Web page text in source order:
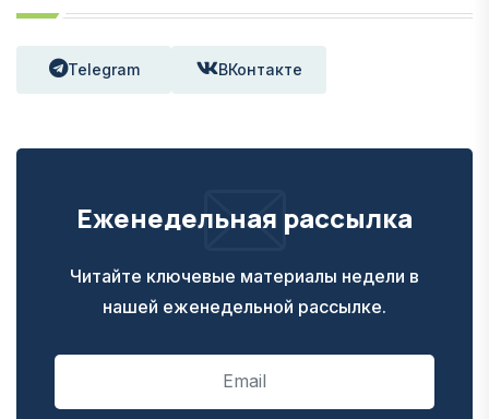
Telegram ВКонтакте
Еженедельная рассылка
Читайте ключевые материалы недели в
нашей еженедельной рассылке.